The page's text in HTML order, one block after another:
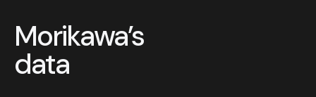
Morikawa’s
data